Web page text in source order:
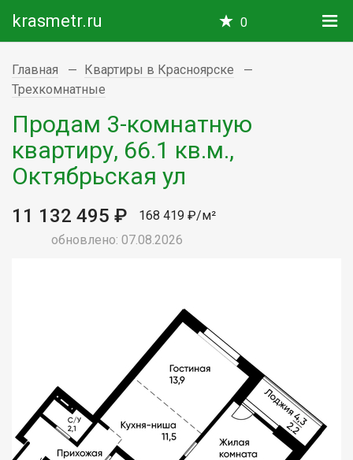
krasmetr.ru 0
Главная
Квартиры в Красноярске
Трехкомнатные
Продам 3-комнатную
квартиру, 66.1 кв.м.,
Октябрьская ул
11 132 495 ₽
168 419 ₽/м²
обновлено: 07.08.2026